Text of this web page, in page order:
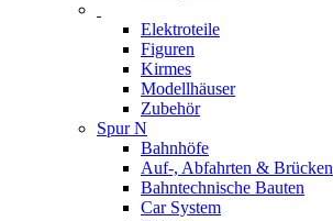
Elektroteile
Figuren
Kirmes
Modellhäuser
Zubehör
Spur N
Bahnhöfe
Auf-, Abfahrten & Brücken
Bahntechnische Bauten
Car System